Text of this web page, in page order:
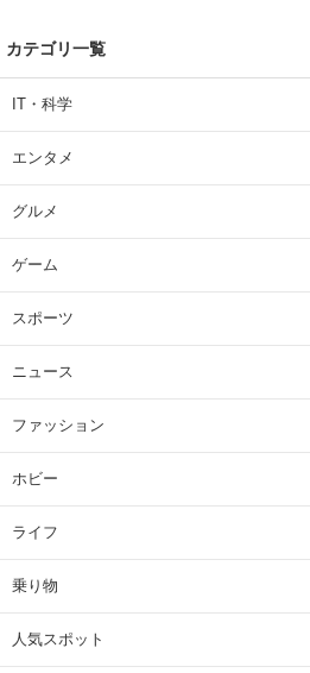
カテゴリ一覧
IT・科学
エンタメ
グルメ
ゲーム
スポーツ
ニュース
ファッション
ホビー
ライフ
乗り物
人気スポット